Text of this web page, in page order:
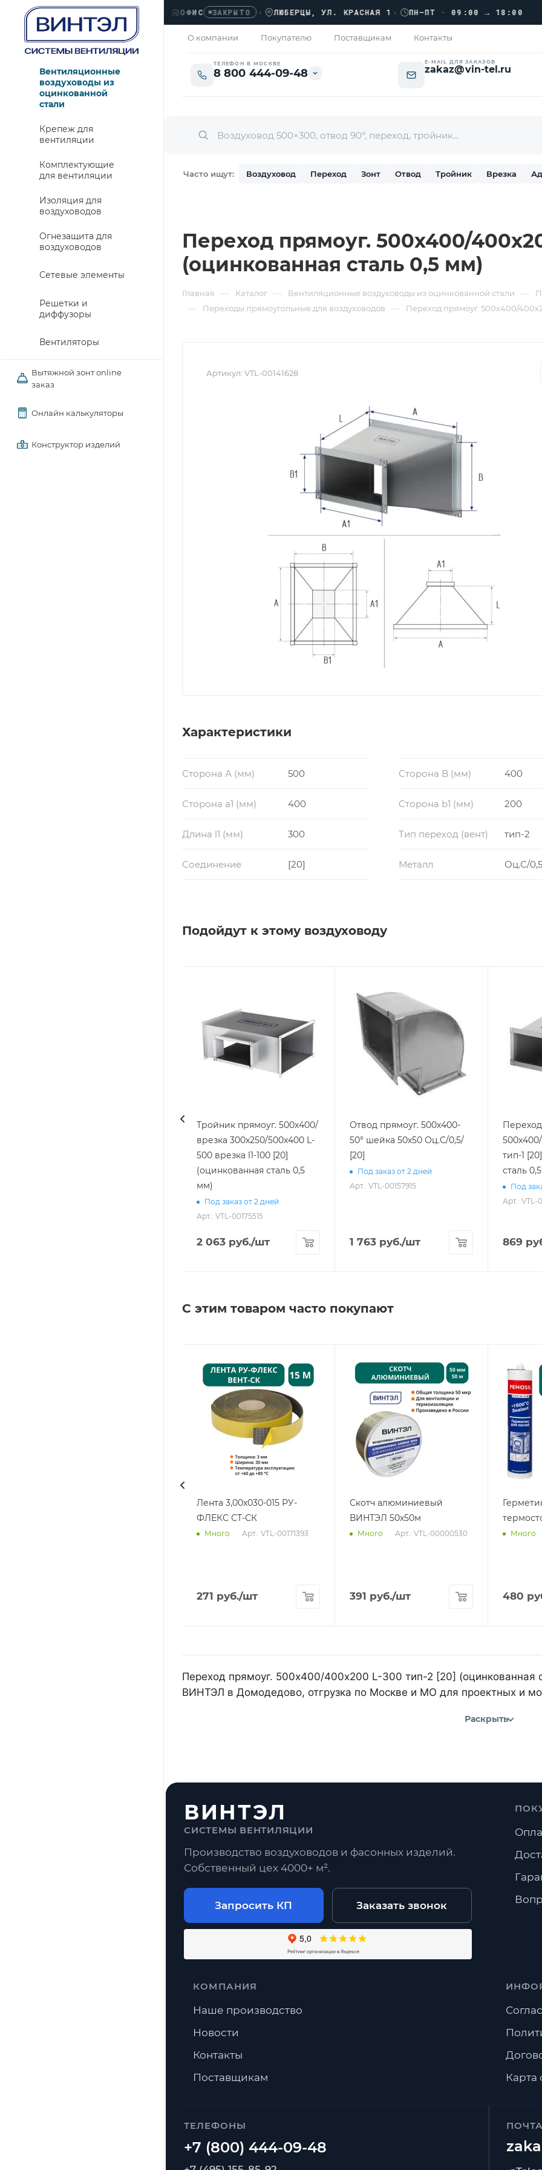
ОФИС ЗАКРЫТО › ЛЮБЕРЦЫ, УЛ. КРАСНАЯ 1› ПН–ПТ · 09:00 → 18:00
О компании Покупателю Поставщикам Контакты
ТЕЛЕФОН В МОСКВЕ
8 800 444-09-48
E-MAIL ДЛЯ ЗАКАЗОВ
zakaz@vin-tel.ru
Часто ищут: Воздуховод Переход Зонт Отвод Тройник Врезка
Вентиляционные
воздуховоды из
оцинкованной
стали
Крепеж для
вентиляции
Комплектующие
для вентиляции
Изоляция для
воздуховодов
Огнезащита для
воздуховодов
Сетевые элементы
Решетки и
диффузоры
Вентиляторы
Вытяжной зонт online
заказ
Онлайн калькуляторы
Конструктор изделий
Переход прямоуг. 500х400/
(оцинкованная сталь 0,5 мм)
Главная — Каталог — Вентиляционные воздуховоды из оцинкованной стали —
— Переходы прямоугольные для воздуховодов — Переход прямоуг. 500х400/
Артикул: VTL-00141628
Характеристики
Сторона А (мм) 500 Сторона B (мм) 400
Сторона a1 (мм) 400 Сторона b1 (мм) 200
Длина l1 (мм) 300 Тип переход (вент) тип-2
Соединение [20] Металл Оц.С/
Подойдут к этому воздуховоду
Тройник прямоуг. 500х400/
врезка 300х250/500х400 L-
500 врезка l1-100 [20]
(оцинкованная сталь 0,5
мм)
Под заказ от 2 дней
Арт.: VTL-00175515
2 063 руб./шт
Отвод прямоуг. 500х400-
50° шейка 50х50 Оц.С/0,5/
[20]
Под заказ от 2 дней
Арт.: VTL-00157915
1 763 руб./шт
тип-1
сталь
Под
Арт.: VTL-
869
С этим товаром часто покупают
Лента 3,00х030-015 РУ-
ФЛЕКС СТ-СК
Много Арт.: VTL-00171393
271 руб./шт
Скотч алюминиевый
ВИНТЭЛ 50х50м
Много Арт.: VTL-00000530
391 руб./шт
Много
480
Переход прямоуг. 500х400/400х200 L-300 тип-2 [20] (оцинкованная
ВИНТЭЛ в Домодедово, отгрузка по Москве и МО для проектных и
Раскрыть
ВИНТЭЛ
СИСТЕМЫ ВЕНТИЛЯЦИИ
Производство воздуховодов и фасонных изделий.
Собственный цех 4000+ м².
Запросить КП Заказать звонок
ТЕЛЕФОНЫ
КОМПАНИЯ
Наше производство
Новости
Контакты
Поставщикам
Карта